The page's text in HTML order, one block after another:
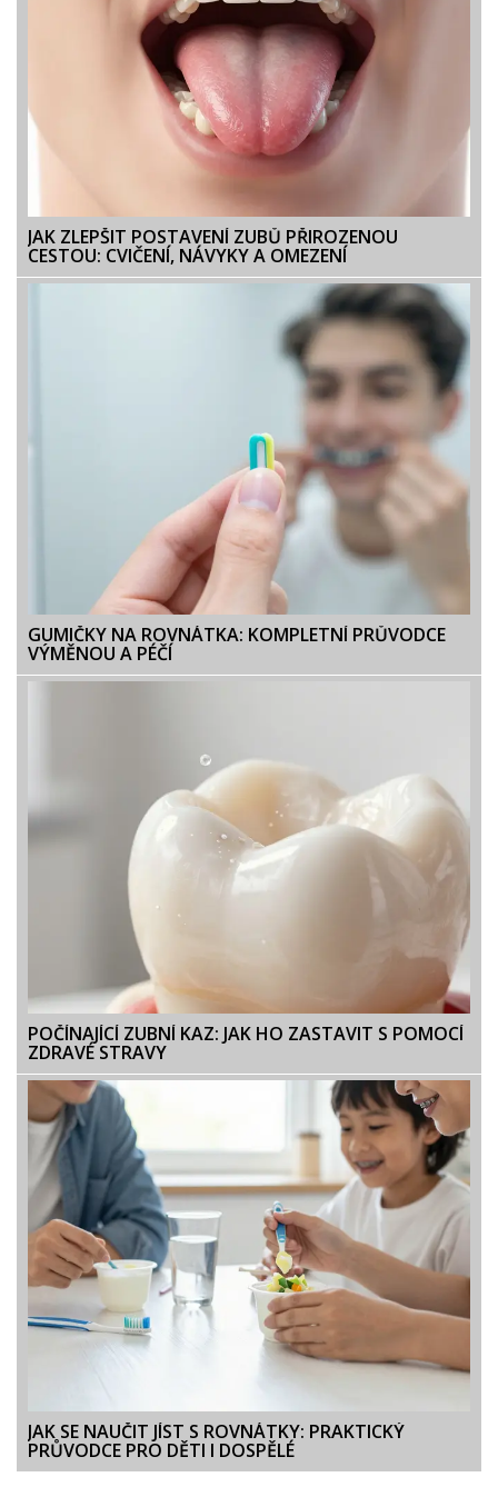
JAK ZLEPŠIT POSTAVENÍ ZUBŮ PŘIROZENOU
CESTOU: CVIČENÍ, NÁVYKY A OMEZENÍ
GUMIČKY NA ROVNÁTKA: KOMPLETNÍ PRŮVODCE
VÝMĚNOU A PÉČÍ
POČÍNAJÍCÍ ZUBNÍ KAZ: JAK HO ZASTAVIT S POMOCÍ
ZDRAVÉ STRAVY
JAK SE NAUČIT JÍST S ROVNÁTKY: PRAKTICKÝ
PRŮVODCE PRO DĚTI I DOSPĚLÉ